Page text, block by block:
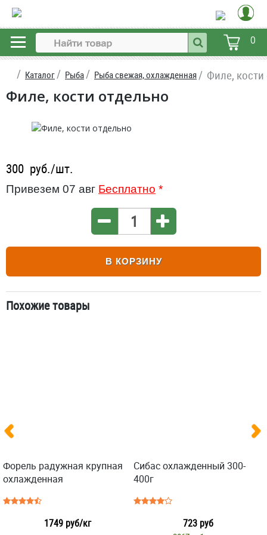
0
Каталог Рыба Рыба свежая, охлажденная Филе,
Филе, кости отдельно
300 руб./шт.
Привезем 07 авг Бесплатно *
В КОРЗИНУ
Похожие товары
Форель радужная крупная
охлажденная
1749 руб/кг
Сибас охлажденный 300-
400г
723 руб